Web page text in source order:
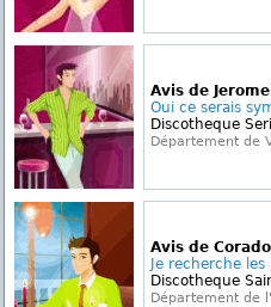
Avis de
Oui ce serais
Discotheque
Département de
Avis de
Je recherche
Discotheque
Département de